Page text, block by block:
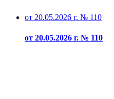
от 20.05.2026 г. № 110
от 20.05.2026 г. № 110